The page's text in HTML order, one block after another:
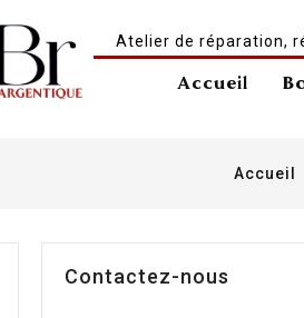
Atelier de réparation,
Accueil
Accueil
Contactez-nous